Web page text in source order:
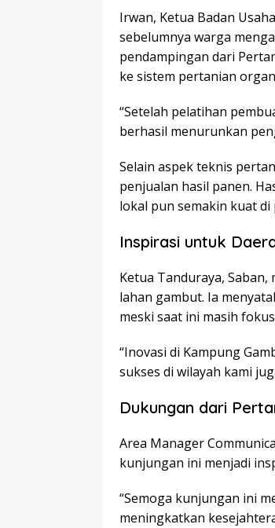
Irwan, Ketua Badan
sebelumnya warga
pendampingan dari
ke sistem pertanian
“Setelah pelatihan
berhasil menurunkan
Selain aspek teknis
penjualan hasil panen.
lokal pun semakin kuat di
Inspirasi untuk
Ketua Tanduraya,
lahan gambut. Ia
meski saat ini masih
“Inovasi di Kampung
sukses di wilayah kami
Dukungan dari
Area Manager
kunjungan ini menjadi
“Semoga kunjungan ini
meningkatkan